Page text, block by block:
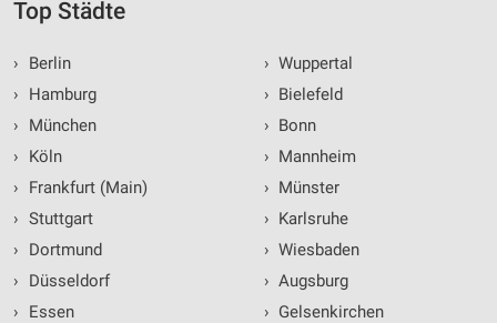
Top Städte
›
Berlin
›
Hamburg
›
München
›
Köln
›
Frankfurt (Main)
› Stuttgart
›
Dortmund
›
Düsseldorf
›
Essen
› Wuppertal
› Bielefeld
› Bonn
› Mannheim
› Münster
› Karlsruhe
› Wiesbaden
› Augsburg
› Gelsenkirchen